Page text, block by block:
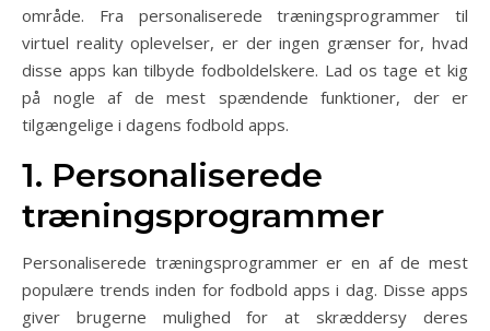
område. Fra personaliserede træningsprogrammer til
virtuel reality oplevelser, er der ingen grænser for, hvad
disse apps kan tilbyde fodboldelskere. Lad os tage et kig
på nogle af de mest spændende funktioner, der er
tilgængelige i dagens fodbold apps.
1. Personaliserede
træningsprogrammer
Personaliserede træningsprogrammer er en af de mest
populære trends inden for fodbold apps i dag. Disse apps
giver brugerne mulighed for at skræddersy deres